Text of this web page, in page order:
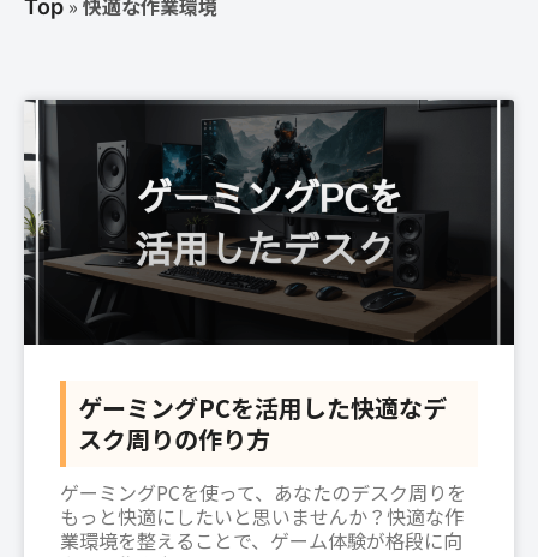
Top » 快適な作業環境
ゲーミングPCを活用した快適なデ
スク周りの作り方
ゲーミングPCを使って、あなたのデスク周りを
もっと快適にしたいと思いませんか？快適な作
業環境を整えることで、ゲーム体験が格段に向